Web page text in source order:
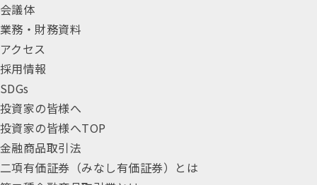
会議体
業務・財務資料
アクセス
採用情報
SDGs
投資家の皆様へ
投資家の皆様へTOP
金融商品取引法
二項有価証券（みなし有価証券）とは